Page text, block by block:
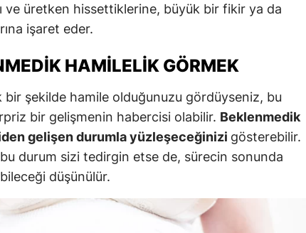
Kırklareli
Konya
Kütahya
Manisa
ve üretken hissettiklerine, büyük bir fikir ya da
işaret eder.
HAMILELIK GÖRMEK
bir şekilde hamile olduğunuzu gördüyseniz, bu
bir gelişmenin habercisi olabilir. Beklenmedik
gelişen durumla yüzleşeceğinizi gösterebilir.
durum sizi tedirgin etse de, sürecin sonunda
düşünülür.